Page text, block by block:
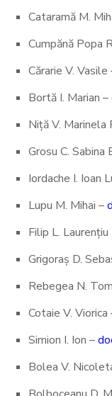
Cataramă M.
Cumpănă Popa
Cărarie V. Vasile
Bortă I. Marian –
Niță V. Marinela
Grosu C. Sabina
Iordache I. Ioan
Lupu M. Mihai –
Filip L. Laurențiu
Grigoraș D.
Rebegea N.
Cotaie V. Viorica
Simion I. Ion –
Bolea V.